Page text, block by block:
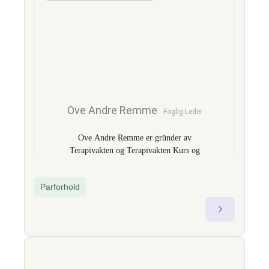
Ove Andre Remme Faglig Leder
Ove Andre Remme er gründer av
Terapivakten og Terapivakten Kurs og
avhengighetsterapi. Med over 18 års
teori og praktisk endringsarbeid. Som
Parforhold